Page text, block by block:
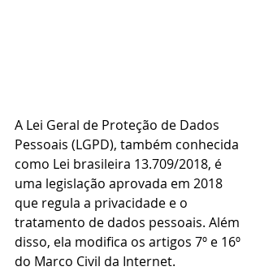
A Lei Geral de Proteção de Dados
Pessoais (LGPD), também conhecida
como Lei brasileira 13.709/2018, é
uma legislação aprovada em 2018
que regula a privacidade e o
tratamento de dados pessoais. Além
disso, ela modifica os artigos 7º e 16º
do Marco Civil da Internet.